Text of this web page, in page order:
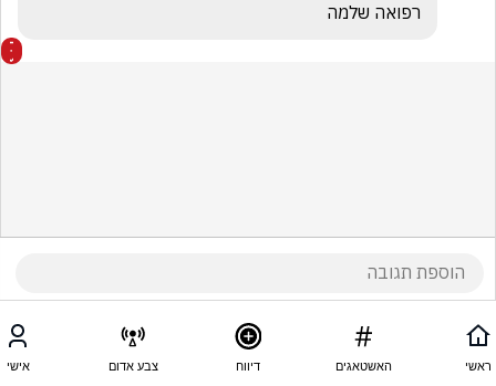
רפואה שלמה
ראשי האשטאגים דיווח צבע אדום אישי